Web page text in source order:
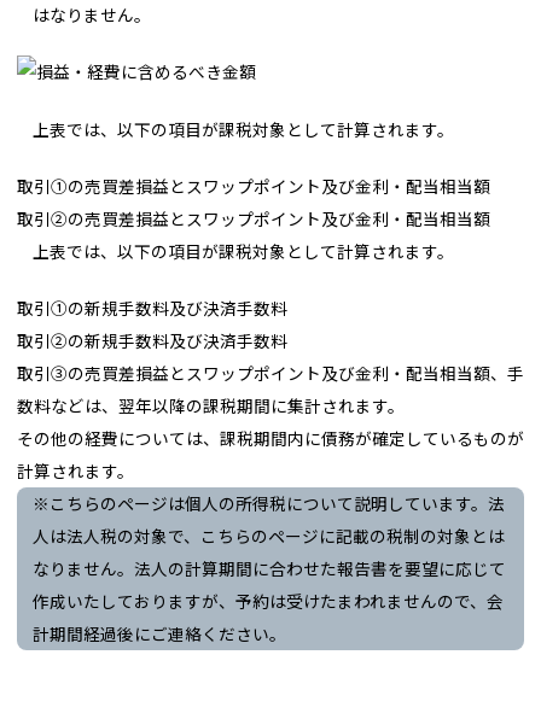
はなりません。
上表では、以下の項目が課税対象として計算されます。
取引①の売買差損益とスワップポイント及び金利・配当相当額
取引②の売買差損益とスワップポイント及び金利・配当相当額
上表では、以下の項目が課税対象として計算されます。
取引①の新規手数料及び決済手数料
取引②の新規手数料及び決済手数料
取引③の売買差損益とスワップポイント及び金利・配当相当額、手
数料などは、翌年以降の課税期間に集計されます。
その他の経費については、課税期間内に債務が確定しているものが
計算されます。
※こちらのページは個人の所得税について説明しています。法
人は法人税の対象で、こちらのページに記載の税制の対象とは
なりません。法人の計算期間に合わせた報告書を要望に応じて
作成いたしておりますが、予約は受けたまわれませんので、会
計期間経過後にご連絡ください。